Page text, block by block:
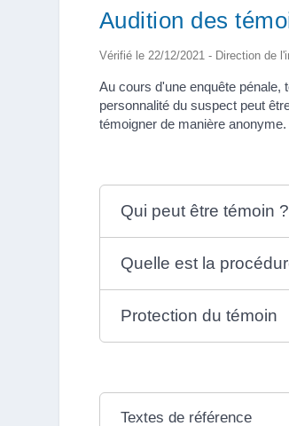
Audition des
Vérifié le 22/12/2021 - Direction de
Au cours d'une enquête pénale,
personnalité du suspect peut
témoigner de manière anonyme.
Qui peut être témoin ?
Quelle est la
Protection du témoin
Textes de référence